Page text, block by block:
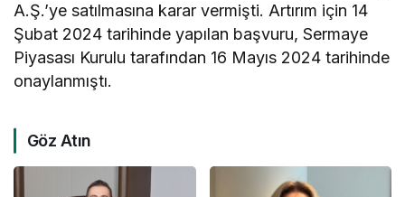
A.Ş.’ye satılmasına karar vermişti. Artırım için 14
Şubat 2024 tarihinde yapılan başvuru, Sermaye
Piyasası Kurulu tarafından 16 Mayıs 2024 tarihinde
onaylanmıştı.
Göz Atın